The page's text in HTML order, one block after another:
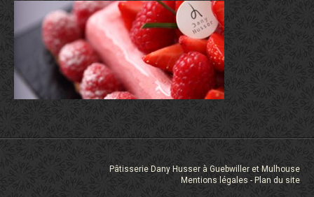
Pâtisserie Dany Husser à Guebwiller et Mulhouse
Mentions légales
Plan du site